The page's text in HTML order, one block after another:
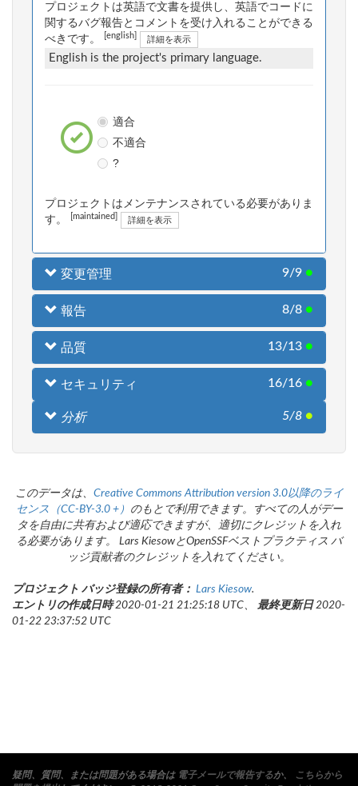
プロジェクトは英語で文書を提供し、英語でコードに
関するバグ報告とコメントを受け入れることができる
べきです。
[english] 詳細を表示
English is the project's primary language.
適合
不適合
?
プロジェクトはメンテナンスされている必要がありま
す。
[maintained] 詳細を表示
変更管理 9/9 ●
報告 8/8 ●
品質 13/13 ●
セキュリティ 16/16 ●
分析 5/8 ●
このデータは、 Creative Commons Attribution version 3.0以降のライ
センス（CC-BY-3.0 +）
のもとで利用できます。すべての人がデー
タを自由に共有および適応できますが、適切にクレジットを入れ
る必要があります。 Lars KiesowとOpenSSFベストプラクティス バ
ッジ貢献者のクレジットを入れてください。
プロジェクト バッジ登録の所有者： Lars Kiesow.
エントリの作成日時2020-01-21 21:25:18 UTC、 最終更新日2020-
01-22 23:37:52 UTC
疑問、質問、または問題がある場合は 電子メールで報告するか、
こちらから